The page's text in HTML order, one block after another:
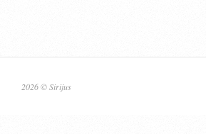
2026 © Sirijus